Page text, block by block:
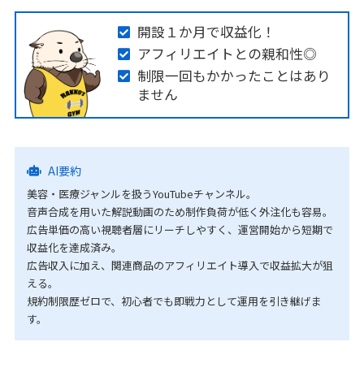
開設１か月で収益化！
アフィリエイトとの親和性◎
制限一回もかかったことはあり
ません
AI要約
美容・医療ジャンルを扱うYouTubeチャンネル。
音声合成を用いた解説動画のため制作負荷が低く外注化も容易。
広告単価の高い視聴者層にリーチしやすく、運営開始から短期で
収益化を達成済み。
広告収入に加え、関連商品のアフィリエイト導入で収益拡大が狙
える。
規約制限歴ゼロで、初心者でも即戦力として運用を引き継げま
す。